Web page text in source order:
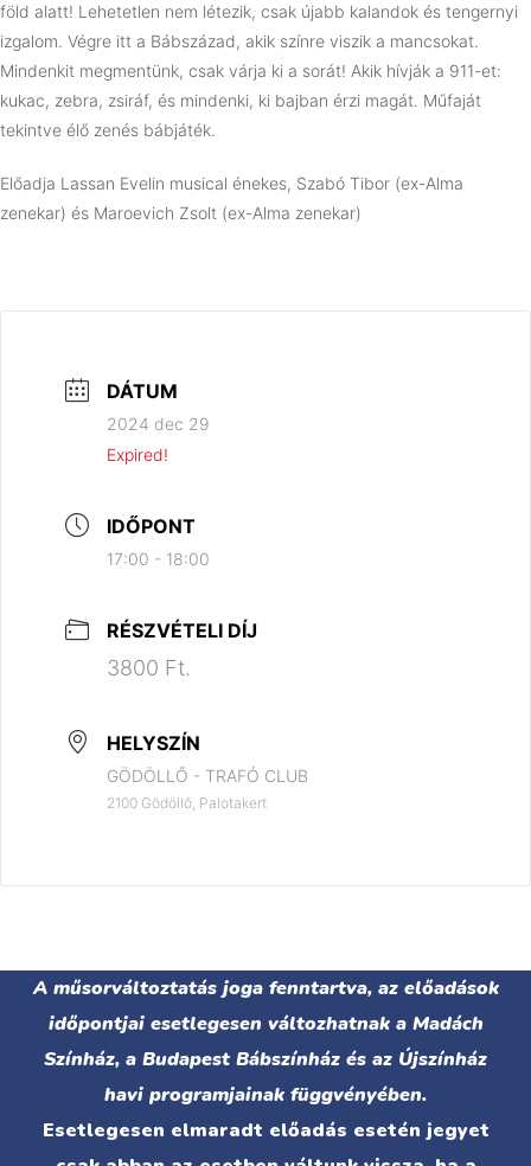
föld alatt! Lehetetlen nem létezik, csak újabb kalandok és tengernyi
izgalom. Végre itt a Bábszázad, akik színre viszik a mancsokat.
Mindenkit megmentünk, csak várja ki a sorát! Akik hívják a 911-et:
kukac, zebra, zsiráf, és mindenki, ki bajban érzi magát. Műfaját
tekintve élő zenés bábjáték.
Előadja Lassan Evelin musical énekes, Szabó Tibor (ex-Alma
zenekar) és Maroevich Zsolt (ex-Alma zenekar)
DÁTUM
2024 dec 29
Expired!
IDŐPONT
17:00 - 18:00
RÉSZVÉTELI DÍJ
3800 Ft.
HELYSZÍN
GÖDÖLLŐ - TRAFÓ CLUB
2100 Gödöllő, Palotakert
A műsorváltoztatás joga fenntartva, az előadások
időpontjai esetlegesen változhatnak a Madách
Színház, a Budapest Bábszínház és az Újszínház
havi programjainak függvényében.
Esetlegesen elmaradt előadás esetén jegyet